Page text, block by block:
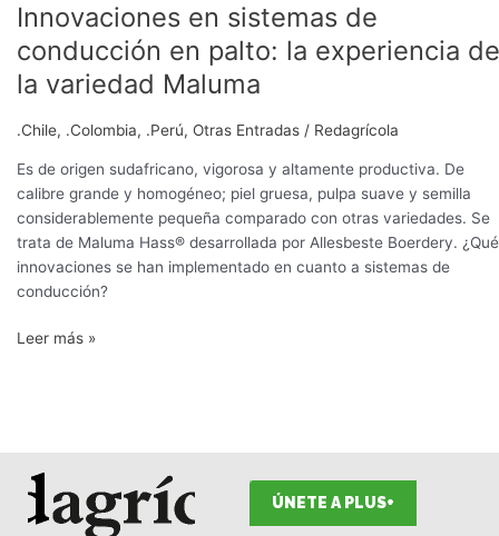
Innovaciones en sistemas de
conducción en palto: la experiencia de
la variedad Maluma
.Chile, .Colombia, .Perú, Otras Entradas / Redagrícola
Es de origen sudafricano, vigorosa y altamente productiva. De
calibre grande y homogéneo; piel gruesa, pulpa suave y semilla
considerablemente pequeña comparado con otras variedades. Se
trata de Maluma Hass® desarrollada por Allesbeste Boerdery. ¿Qué
innovaciones se han implementado en cuanto a sistemas de
conducción?
Leer más »
ÚNETE A PLUS+